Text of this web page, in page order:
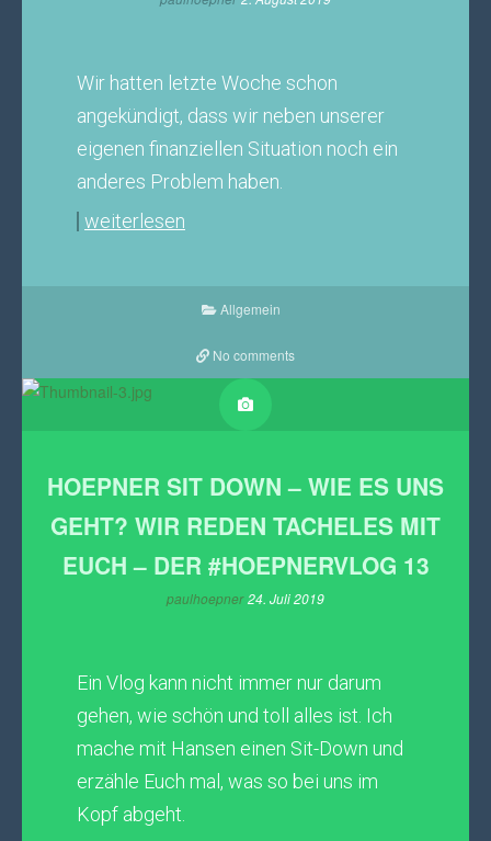
Wir hatten letzte Woche schon
angekündigt, dass wir neben unserer
eigenen finanziellen Situation noch ein
anderes Problem haben.
weiterlesen
Allgemein
No comments
HOEPNER SIT DOWN – WIE ES UNS
GEHT? WIR REDEN TACHELES MIT
EUCH – DER #HOEPNERVLOG 13
paulhoepner 24. Juli 2019
Ein Vlog kann nicht immer nur darum
gehen, wie schön und toll alles ist. Ich
mache mit Hansen einen Sit-Down und
erzähle Euch mal, was so bei uns im
Kopf abgeht.